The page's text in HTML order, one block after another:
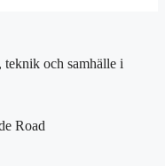
och samhälle i
Road